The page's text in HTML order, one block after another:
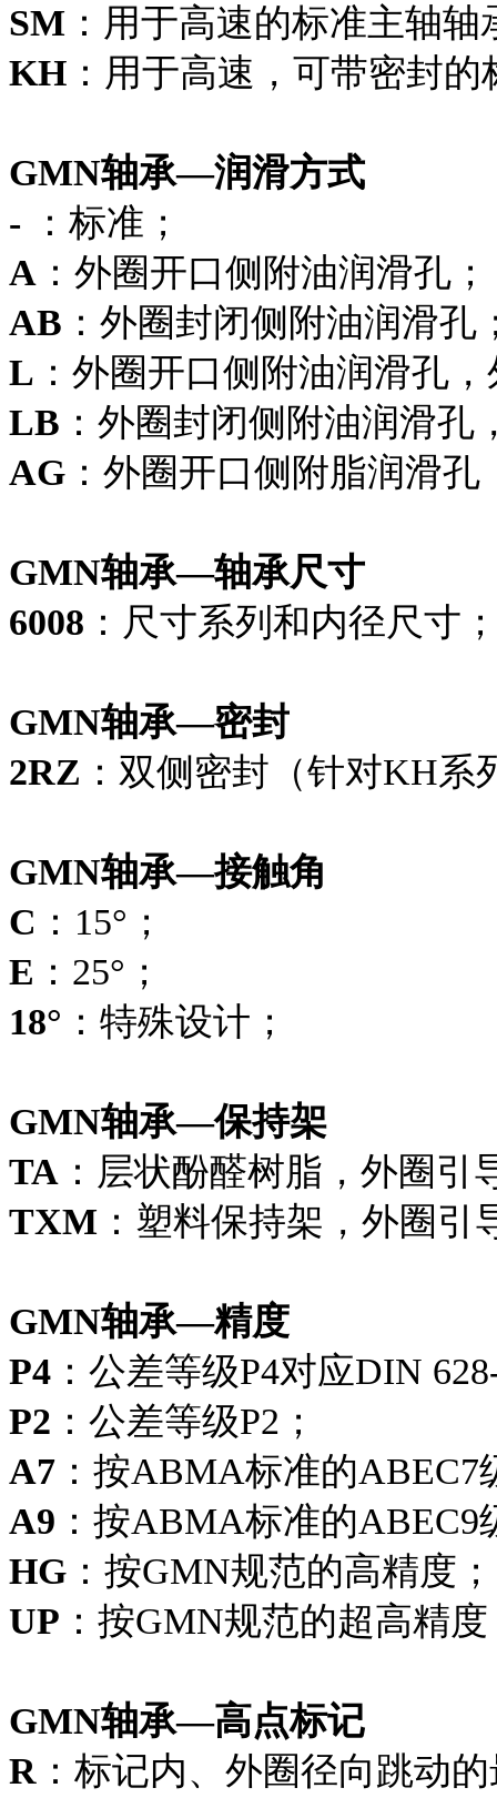
SM ：用于高速的标准主轴轴
KH ：用于高速，可带密封的
GMN轴承—润滑方式
-
：标准；
A ：外圈开口侧附油润滑孔；
AB ：外圈封闭侧附油润滑孔
L ：外圈开口侧附油润滑孔
LB ：外圈封闭侧附油润滑
AG ：外圈开口侧附脂润滑孔
GMN轴承—轴承尺寸
6008 ：尺寸系列和内径尺寸
GMN轴承—密封
2RZ ：双侧密封（针对KH系
GMN轴承—接触角
C ：15°；
E ：25°；
18° ：特殊设计；
GMN轴承—保持架
TA ：层状酚醛树脂，外圈引
TXM ：塑料保持架，外圈引
GMN轴承—精度
P4 ：公差等级P4对应DIN
P2 ：公差等级P2；
A7 ：按ABMA标准的ABEC7
A9 ：按ABMA标准的ABEC9
HG ：按GMN规范的高精度；
UP ：按GMN规范的超高精
GMN轴承—高点标记
R ：标记内、外圈径向跳动